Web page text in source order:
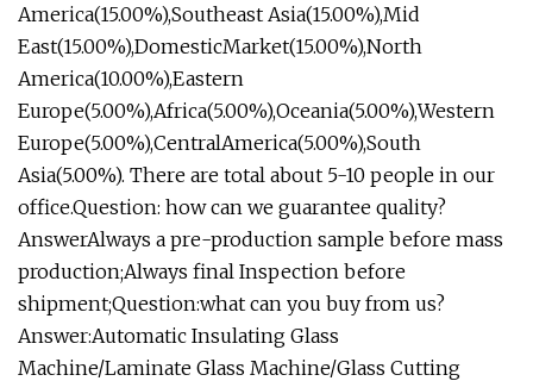
America(15.00%),Southeast Asia(15.00%),Mid
East(15.00%),DomesticMarket(15.00%),North
America(10.00%),Eastern
Europe(5.00%),Africa(5.00%),Oceania(5.00%),Western
Europe(5.00%),CentralAmerica(5.00%),South
Asia(5.00%). There are total about 5-10 people in our
office.Question: how can we guarantee quality?
AnswerAlways a pre-production sample before mass
production;Always final Inspection before
shipment;Question:what can you buy from us?
Answer:Automatic Insulating Glass
Machine/Laminate Glass Machine/Glass Cutting